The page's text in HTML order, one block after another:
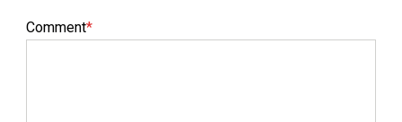
Comment*